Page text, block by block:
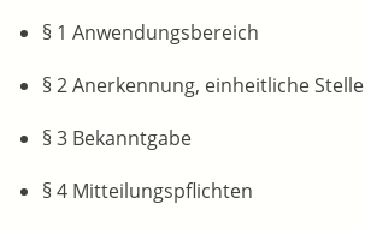
§ 1 Anwendungsbereich
§ 2 Anerkennung, einheitliche Stelle
§ 3 Bekanntgabe
§ 4 Mitteilungspflichten